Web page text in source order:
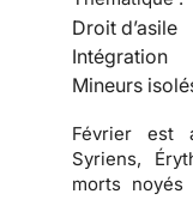
Droit d’asile
Intégration
Mineurs
Février est
Syriens,
morts noyés